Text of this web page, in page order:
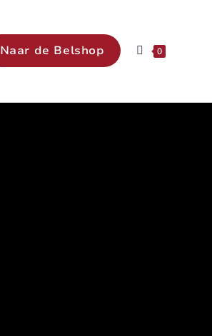
Naar de Belshop 0